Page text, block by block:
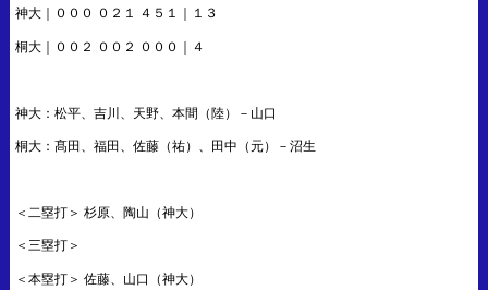
神大｜０００ ０２１ ４５１｜１３
桐大｜００２ ００２ ０００｜４
神大：松平、吉川、天野、本間（陸）－山口
桐大：髙田、福田、佐藤（祐）、田中（元）－沼生
＜二塁打＞ 杉原、陶山（神大）
＜三塁打＞
＜本塁打＞ 佐藤、山口（神大）